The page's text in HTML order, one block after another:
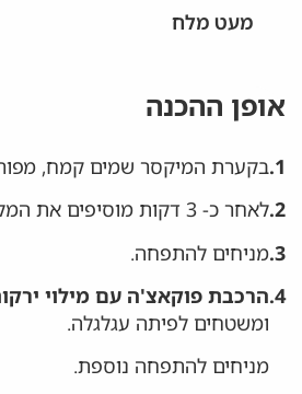
מעט מלח
אופן ההכנה
1. בקערת המיקסר שמים קמח,
2. לאחר כ- 3 דקות מוסיפים את המלח וסוגרים לישה של סה"כ 10 דקות.
3. מניחים להתפחה.
4. הרכבת פוקאצ'ה עם מילוי
ומשטחים לפיתה עגלגלה.
מניחים להתפחה נוספת.